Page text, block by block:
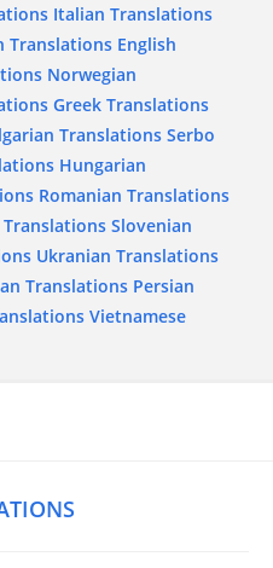
Italian Translations
Translations English
Norwegian
Greek Translations
Translations Serbo
Hungarian
Romanian Translations
Translations Slovenian
Ukranian Translations
Translations Persian
Vietnamese